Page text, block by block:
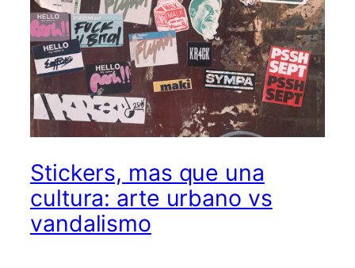
Stickers, mas que una
cultura: arte urbano vs
vandalismo